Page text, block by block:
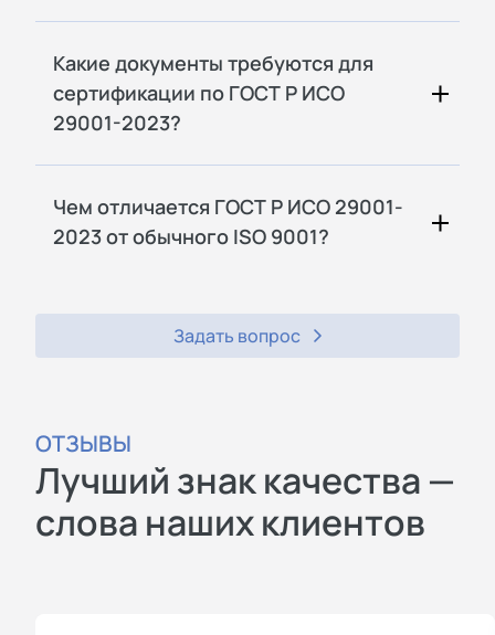
Какие документы требуются для
сертификации по ГОСТ Р ИСО
29001-2023?
Чем отличается ГОСТ Р ИСО 29001-
2023 от обычного ISO 9001?
Задать вопрос
ОТЗЫВЫ
Лучший знак качества —
слова наших клиентов